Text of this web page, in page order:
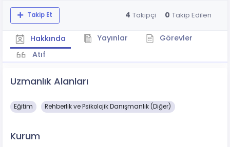
Takip Et 4 Takipçi 0 Takip Edilen
Hakkında Yayınlar
Görevler
Atıf
Uzmanlık Alanları
Eğitim Rehberlik ve Psikolojik Danışmanlık (Diğer)
Kurum